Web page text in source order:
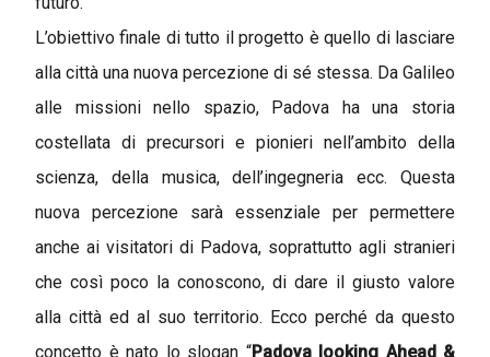
L’obiettivo finale di tutto il progetto è quello di lasciare
alla città una nuova percezione di sé stessa. Da Galileo
alle missioni nello spazio, Padova ha una storia
costellata di precursori e pionieri nell’ambito della
scienza, della musica, dell’ingegneria ecc. Questa
nuova percezione sarà essenziale per permettere
anche ai visitatori di Padova, soprattutto agli stranieri
che così poco la conoscono, di dare il giusto valore
alla città ed al suo territorio. Ecco perché da questo
concetto è nato lo slogan “Padova looking Ahead &